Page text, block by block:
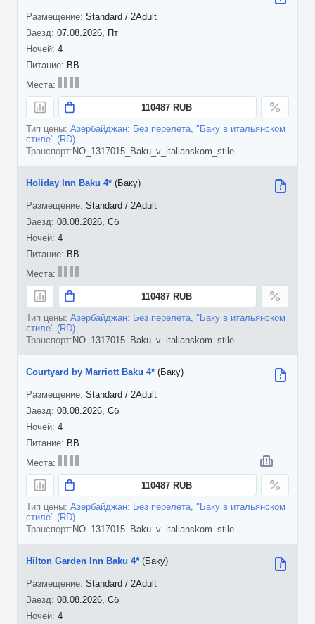
07.08.2026, Пт
4
Standard / 2Adult
BB
110487 RUB
Азербайджан: Без перелета, "Баку в итальянском
стиле" (RD)
NO_1317015_Baku_v_italianskom_stile
08.08.2026, Сб
4
Holiday Inn Baku 4* (Баку)
Standard / 2Adult
BB
110487 RUB
Азербайджан: Без перелета, "Баку в итальянском
стиле" (RD)
NO_1317015_Baku_v_italianskom_stile
08.08.2026, Сб
4
Courtyard by Marriott Baku 4* (Баку)
Standard / 2Adult
BB
110487 RUB
Азербайджан: Без перелета, "Баку в итальянском
стиле" (RD)
NO_1317015_Baku_v_italianskom_stile
08.08.2026, Сб
4
Hilton Garden Inn Baku 4* (Баку)
Standard / 2Adult